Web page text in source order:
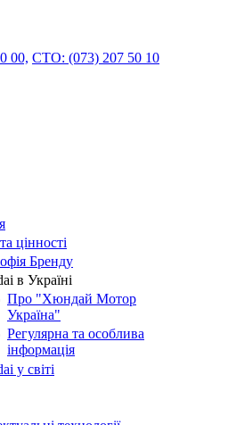
00, СТО: (073) 207 50 10
цінності
Бренду
в Україні
Про "Хюндай Мотор
Україна"
Регулярна та особлива
інформація
у світі